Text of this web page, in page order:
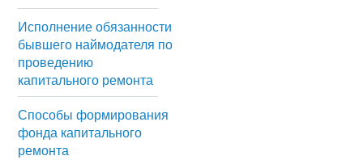
Исполнение обязанности
бывшего наймодателя по
проведению
капитального ремонта
Способы формирования
фонда капитального
ремонта